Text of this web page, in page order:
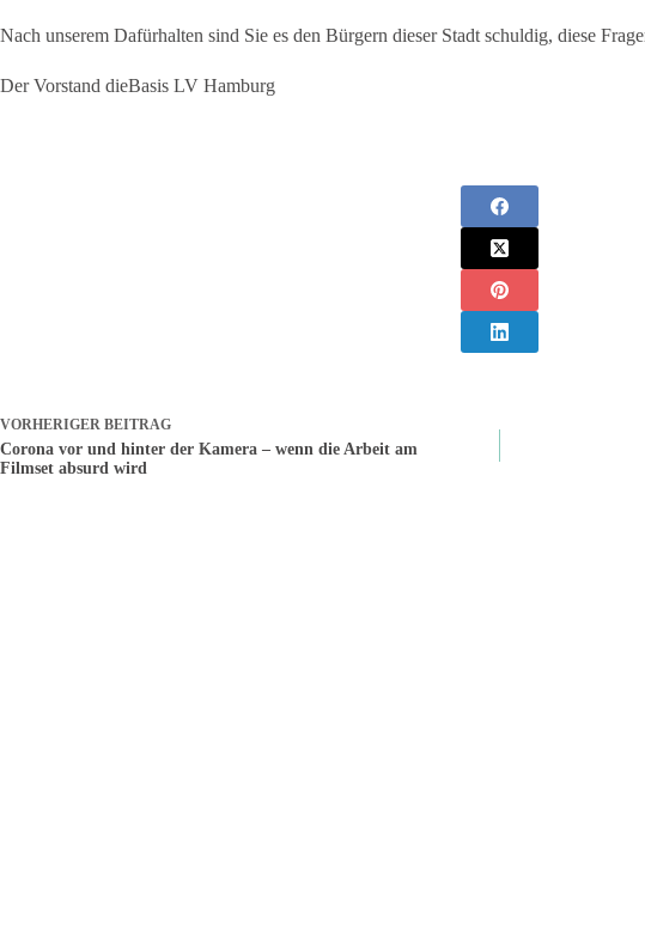
Nach unserem Dafürhalten sind Sie es den Bürgern dieser Stadt schuldig, diese
Der Vorstand dieBasis LV Hamburg
VORHERIGER BEITRAG
Corona vor und hinter der Kamera – wenn die Arbeit am
Filmset absurd wird